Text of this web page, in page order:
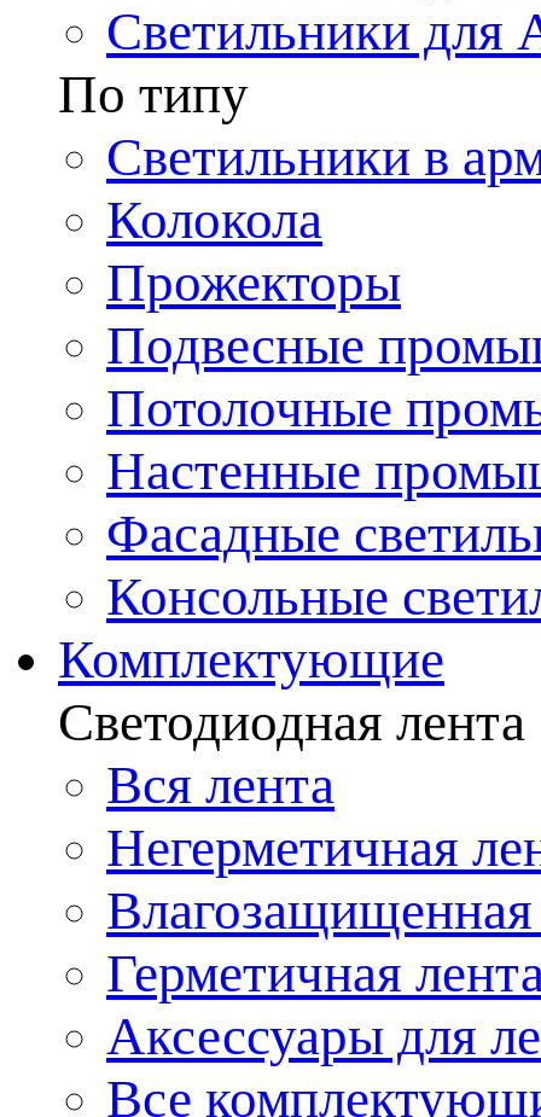
Светильники для
По типу
Светильники в
Колокола
Прожекторы
Подвесные
Потолочные
Настенные
Фасадные
Консольные
Комплектующие
Светодиодная лента
Вся лента
Негерметичная
Влагозащищенная
Герметичная
Аксессуары для
Все